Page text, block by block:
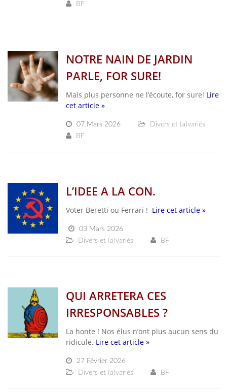
BF
NOTRE NAIN DE JARDIN
PARLE, FOR SURE!
Mais plus personne ne l’écoute, for sure! Lire
cet article »
07 Mars 2026
Divers et (a)variés
BF
L’IDEE A LA CON.
Voter Beretti ou Ferrari ! Lire cet article »
03 Mars 2026
Divers et (a)variés
BF
QUI ARRETERA CES
IRRESPONSABLES ?
La honte ! Nos élus n’ont plus aucun sens du
ridicule. Lire cet article »
27 Février 2026
Divers et (a)variés
BF